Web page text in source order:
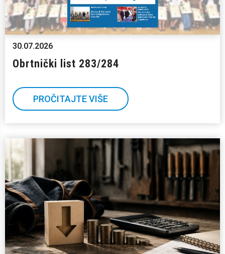
30.07.2026
Obrtnički list 283/284
PROČITAJTE VIŠE